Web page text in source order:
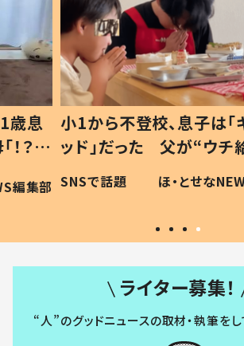
歳息
？」
編集部
小1から不登校、息子は「
ッド」だった 父が“ウチ
作り続ける理由とは #令
#令和の子
SNSで話題 ほ・とせな
ライター募集！
“人”のグッドニュースの取材・執筆を